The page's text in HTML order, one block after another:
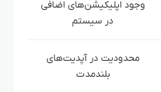
وجود اپلیکیشن‌های اضافی
در سیستم
محدودیت در آپدیت‌های
بلندمدت